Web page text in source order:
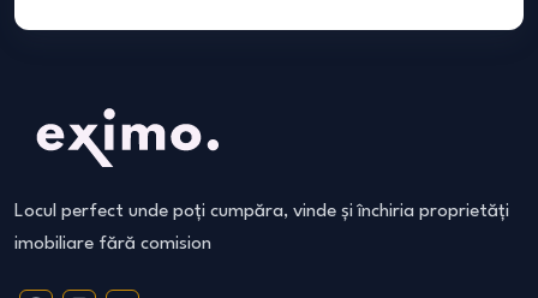
Locul perfect unde poți cumpăra, vinde și închiria proprietăți
imobiliare fără comision